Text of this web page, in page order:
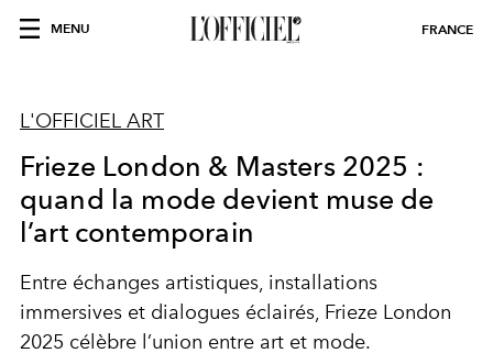
MENU FRANCE
L'OFFICIEL ART
Frieze London & Masters 2025 :
quand la mode devient muse de
l’art contemporain
Entre échanges artistiques, installations
immersives et dialogues éclairés, Frieze London
2025 célèbre l’union entre art et mode.